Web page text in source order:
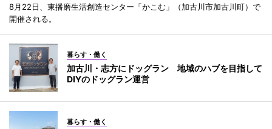
8月22日、東播磨生活創造センター「かこむ」（加古川市加古川町）で
開催される。
暮らす・働く
加古川・志方にドッグラン 地域のハブを目指して
DIYのドッグラン運営
暮らす・働く